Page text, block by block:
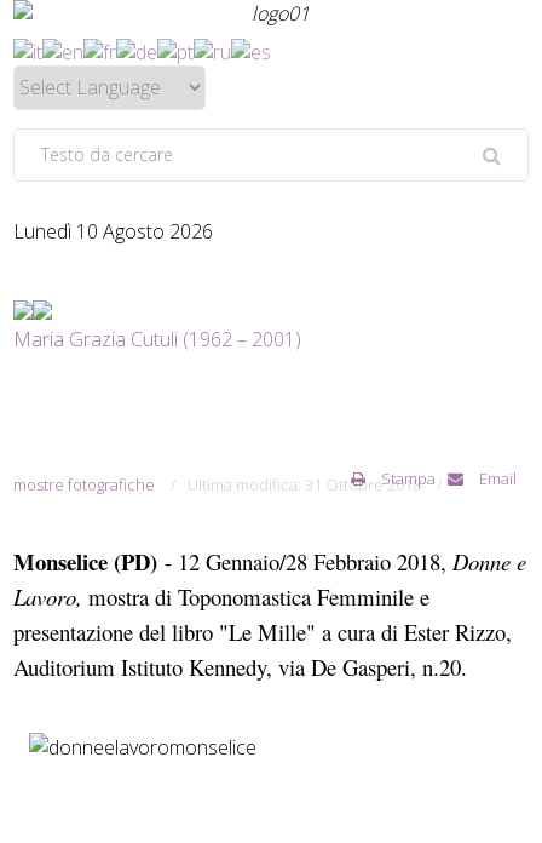
Lunedì 10 Agosto 2026
Maria Grazia Cutuli (1962 – 2001)
mostre fotografiche Ultima modifica: 31 Ottobre 2018
Stampa Email
Monselice (PD) - 12 Gennaio/28 Febbraio 2018, Donne e
Lavoro, mostra di Toponomastica Femminile e
presentazione del libro "Le Mille" a cura di Ester Rizzo,
Auditorium Istituto Kennedy, via De Gasperi, n.20.